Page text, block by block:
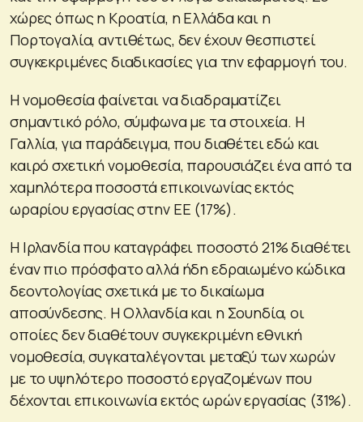
χώρες όπως η Κροατία, η Ελλάδα και η
Πορτογαλία, αντιθέτως, δεν έχουν θεσπιστεί
συγκεκριμένες διαδικασίες για την εφαρμογή του.
Η νομοθεσία φαίνεται να διαδραματίζει
σημαντικό ρόλο, σύμφωνα με τα στοιχεία. Η
Γαλλία, για παράδειγμα, που διαθέτει εδώ και
καιρό σχετική νομοθεσία, παρουσιάζει ένα από τα
χαμηλότερα ποσοστά επικοινωνίας εκτός
ωραρίου εργασίας στην ΕΕ (17%).
Η Ιρλανδία που καταγράφει ποσοστό 21% διαθέτει
έναν πιο πρόσφατο αλλά ήδη εδραιωμένο κώδικα
δεοντολογίας σχετικά με το δικαίωμα
αποσύνδεσης. Η Ολλανδία και η Σουηδία, οι
οποίες δεν διαθέτουν συγκεκριμένη εθνική
νομοθεσία, συγκαταλέγονται μεταξύ των χωρών
με το υψηλότερο ποσοστό εργαζομένων που
δέχονται επικοινωνία εκτός ωρών εργασίας (31%).